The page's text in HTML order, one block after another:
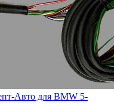
Авто для BMW 5-